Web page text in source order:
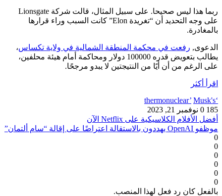
ربما هذا ليس صحيحا. على سبيل المثال، قالت شركة Lionsgate
على وجه التحديد أن “تغريدة Elon” كانت السبب وراء قرارها
بالمغادرة.
الدعوى, رفعت في محكمة المنطقة الشمالية في ولاية تكساس،
يطالب بتعويض قدره 100000 دولار ومحاكمة أمام هيئة محلفين،
على الرغم من أن أيًا من النتيجتين لا يبدو مرجحًا.
اقرأ أكثر
‘thermonuclear’
Musk's
185
0 نوفمبر 21, 2023
أفضل الأفلام الكلاسيكية على Netflix الآن
موظفو OpenAI يهددون بالاستقالة اعتراضًا على إقالة “سام ألتمان”
0
0
0
0
0
0
بالفعل كان رد فعل لهذا المنصب.